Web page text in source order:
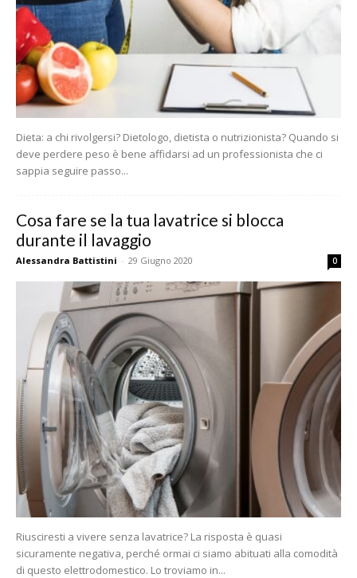
Dieta: a chi rivolgersi? Dietologo, dietista o nutrizionista? Quando si
deve perdere peso è bene affidarsi ad un professionista che ci
sappia seguire passo...
Cosa fare se la tua lavatrice si blocca
durante il lavaggio
Alessandra Battistini - 29 Giugno 2020 0
Riusciresti a vivere senza lavatrice? La risposta è quasi
sicuramente negativa, perché ormai ci siamo abituati alla comodità
di questo elettrodomestico. Lo troviamo in...